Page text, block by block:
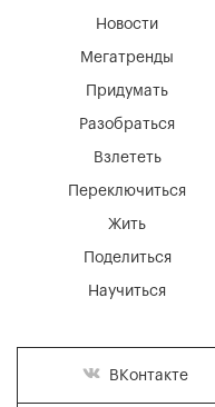
Мегатренды
Придумать
Разобраться
Взлететь
Новости
Переключиться
Жить
Поделиться
Научиться
ВКонтакте